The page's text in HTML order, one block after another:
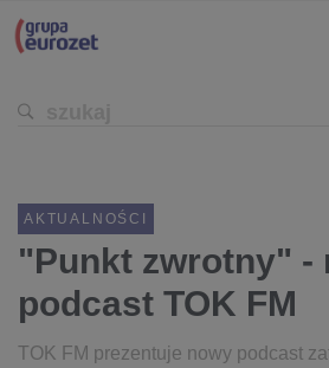
AKTUALNOŚCI
"Punkt zwrotny" -
podcast TOK FM
TOK FM prezentuje nowy podcast